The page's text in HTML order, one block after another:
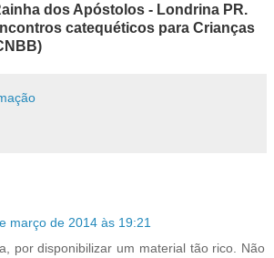
dos Apóstolos - Londrina PR.
catequéticos para Crianças
março de 2014 às 19:21
por disponibilizar um material tão rico. Não